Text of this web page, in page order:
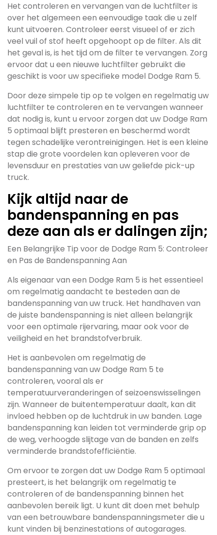
Het controleren en vervangen van de luchtfilter is
over het algemeen een eenvoudige taak die u zelf
kunt uitvoeren. Controleer eerst visueel of er zich
veel vuil of stof heeft opgehoopt op de filter. Als dit
het geval is, is het tijd om de filter te vervangen. Zorg
ervoor dat u een nieuwe luchtfilter gebruikt die
geschikt is voor uw specifieke model Dodge Ram 5.
Door deze simpele tip op te volgen en regelmatig uw
luchtfilter te controleren en te vervangen wanneer
dat nodig is, kunt u ervoor zorgen dat uw Dodge Ram
5 optimaal blijft presteren en beschermd wordt
tegen schadelijke verontreinigingen. Het is een kleine
stap die grote voordelen kan opleveren voor de
levensduur en prestaties van uw geliefde pick-up
truck.
Kijk altijd naar de
bandenspanning en pas
deze aan als er dalingen zijn;
Een Belangrijke Tip voor de Dodge Ram 5: Controleer
en Pas de Bandenspanning Aan
Als eigenaar van een Dodge Ram 5 is het essentieel
om regelmatig aandacht te besteden aan de
bandenspanning van uw truck. Het handhaven van
de juiste bandenspanning is niet alleen belangrijk
voor een optimale rijervaring, maar ook voor de
veiligheid en het brandstofverbruik.
Het is aanbevolen om regelmatig de
bandenspanning van uw Dodge Ram 5 te
controleren, vooral als er
temperatuurveranderingen of seizoenswisselingen
zijn. Wanneer de buitentemperatuur daalt, kan dit
invloed hebben op de luchtdruk in uw banden. Lage
bandenspanning kan leiden tot verminderde grip op
de weg, verhoogde slijtage van de banden en zelfs
verminderde brandstofefficiëntie.
Om ervoor te zorgen dat uw Dodge Ram 5 optimaal
presteert, is het belangrijk om regelmatig te
controleren of de bandenspanning binnen het
aanbevolen bereik ligt. U kunt dit doen met behulp
van een betrouwbare bandenspanningsmeter die u
kunt vinden bij benzinestations of autogarages.